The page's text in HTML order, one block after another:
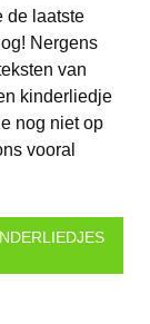
de laatste
Nergens
van
kinderliedje
nog niet op
vooral